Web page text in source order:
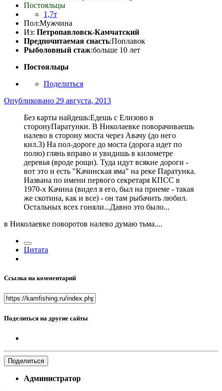
Постояльцы
1,7т
Пол:Мужчина
Из: Петропавловск-Камчатский
Предпочитаемая снасть:Поплавок
Рыболовный стаж:больше 10 лет
Постояльцы
Поделиться
Опубликовано 29 августа, 2013
Без карты найдешь:Едешь с Елизово в
сторонуПаратунки. В Николаевке поворачиваешь
налево в сторону моста через Авачу (до него
кил.3) На пол-дороге до моста (дорога идет по
полю) глянь вправо и увидишь в километре
деревья (вроде рощи). Туда идут всякие дороги -
вот это и есть "Качинская яма" на реке Паратунка.
Названа по имени первого секретаря КПСС в
1970-х Качина (видел я его, был на приеме - такая
же скотина, как и все) - он там рыбачить любил.
Остальных всех гоняли...Давно это было...
в Николаевке поворотов налево думаю тьма....
Цитата
Ссылка на комментарий
Поделиться на другие сайты
Поделиться
Администратор